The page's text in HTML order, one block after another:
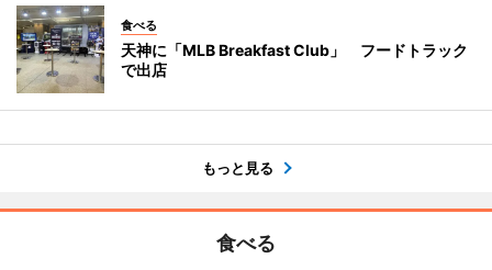
食べる
天神に「MLB Breakfast Club」 フードトラック
で出店
もっと見る
食べる